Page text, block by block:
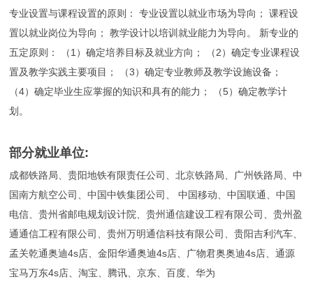
专业设置与课程设置的原则： 专业设置以就业市场为导向； 课程设
置以就业岗位为导向； 教学设计以培训就业能力为导向。 新专业的
五定原则： （1）确定培养目标及就业方向； （2）确定专业课程设
置及教学实践主要项目； （3）确定专业教师及教学设施设备；
（4）确定毕业生应掌握的知识和具有的能力； （5）确定教学计
划。
部分就业单位:
成都铁路局、贵阳地铁有限责任公司、北京铁路局、广州铁路局、中
国南方航空公司、中国中铁集团公司、 中国移动、中国联通、中国
电信、贵州省邮电规划设计院、贵州通信建设工程有限公司、贵州盈
通通信工程有限公司、贵州万明通信科技有限公司、贵阳吉利汽车、
孟关乾通奥迪4s店、金阳华通奥迪4s店、广物君奥奥迪4s店、通源
宝马万东4s店、淘宝、腾讯、京东、百度、华为